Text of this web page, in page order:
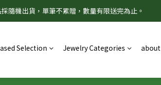
入購物車查看最終折扣金額！
隨機出貨，單筆不累贈，數量有限送完為止。
入購物車查看最終折扣金額！
Selection Jewelry Categories about